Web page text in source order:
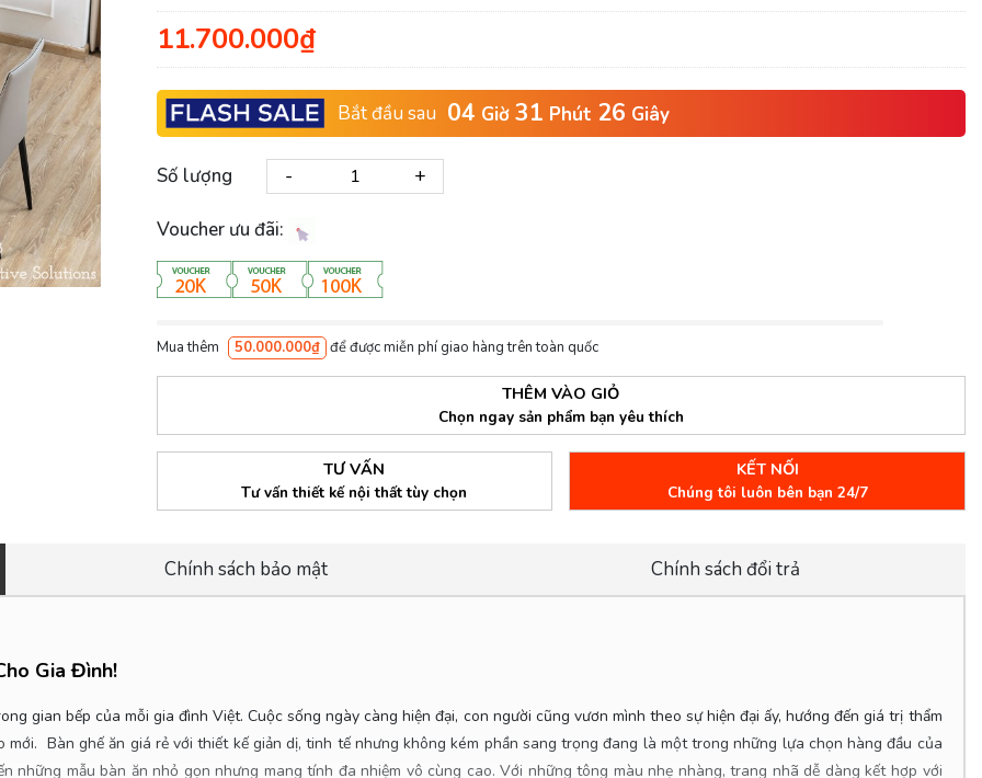
11.700.000₫
Bắt đầu sau 04 Giờ 31 Phút 25 Giây
Số lượng - +
Voucher ưu đãi:
Mua thêm 50.000.000₫ để được miễn phí giao hàng trên toàn quốc
THÊM VÀO GIỎ
Chọn ngay sản phẩm bạn yêu thích
TƯ VẤN
Tư vấn thiết kế nội thất tùy chọn
KẾT NỐI
Chúng tôi luôn bên bạn 24/7
Chính sách bảo mật Chính sách đổi trả
Gia Đình!
gian bếp của mỗi gia đình Việt. Cuộc sống ngày càng hiện đại, con người cũng vươn mình theo sự hiện đại ấy, hướng đến giá trị thẩm
Bàn ghế ăn giá rẻ với thiết kế giản dị, tinh tế nhưng không kém phần sang trọng đang là một trong những lựa chọn hàng đầu của
những mẫu bàn ăn nhỏ gọn nhưng mang tính đa nhiệm vô cùng cao. Với những tông màu nhẹ nhàng, trang nhã dễ dàng kết hợp với